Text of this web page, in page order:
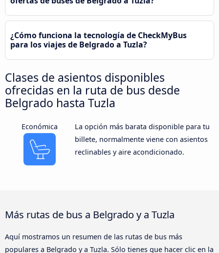
¿Cómo funciona la tecnología de CheckMyBus
para los viajes de Belgrado a Tuzla?
Clases de asientos disponibles
ofrecidas en la ruta de bus desde
Belgrado hasta Tuzla
Económica
La opción más barata disponible para tu
billete, normalmente viene con asientos
reclinables y aire acondicionado.
Más rutas de bus a Belgrado y a Tuzla
Aquí mostramos un resumen de las rutas de bus más
populares a Belgrado y a Tuzla. Sólo tienes que hacer clic en la